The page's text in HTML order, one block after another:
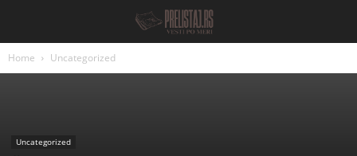
Home Uncategorized
Uncategorized